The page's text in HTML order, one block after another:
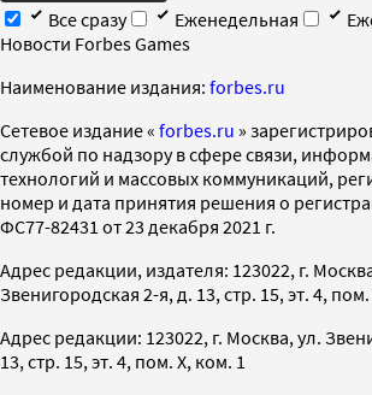
Все сразу
Еженедельная
Новости Forbes Games
Наименование издания: forbes.ru
Cетевое издание « forbes.ru »
службой по надзору в сфере связи,
технологий и массовых коммуникаций,
номер и дата принятия решения о
ФС77-82431 от 23 декабря 2021 г.
Адрес редакции, издателя: 123022, г.
Звенигородская 2-я, д. 13, стр. 15, эт. 4, пом.
Адрес редакции: 123022, г. Москва, ул.
13, стр. 15, эт. 4, пом. X, ком. 1